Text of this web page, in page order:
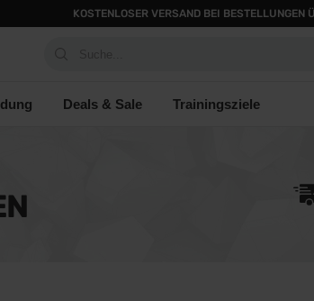
KOSTENLOSER VERSAND BEI BESTELLUNGEN
Deals & Sale Trainingsziele